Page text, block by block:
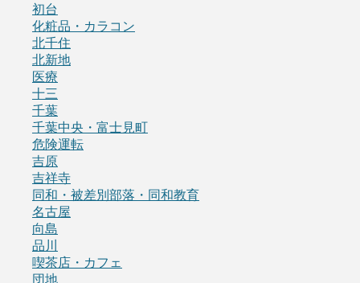
初台
化粧品・カラコン
北千住
北新地
医療
十三
千葉
千葉中央・富士見町
危険運転
吉原
吉祥寺
同和・被差別部落・同和教育
名古屋
向島
品川
喫茶店・カフェ
団地